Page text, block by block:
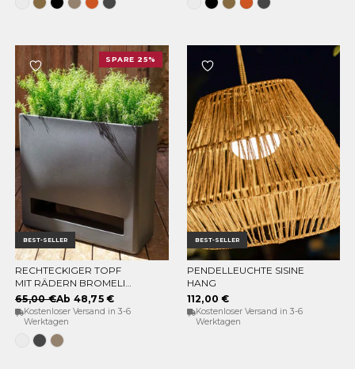
BEST-SELLER
SPARE 25%
OPTIONEN WÄHLEN
RECHTECKIGER TOPF
MIT RÄDERN BROMELIA
78
65,00 €Ab 48,75 €
Kostenloser Versand in 3-6
Werktagen
WeissAnthrazit
Taupe
BEST-SELLER
IN DEN WARENKORB
PENDELLEUCHTE SISINE
HANG
112,00 €
Kostenloser Versand in 3-6
Werktagen